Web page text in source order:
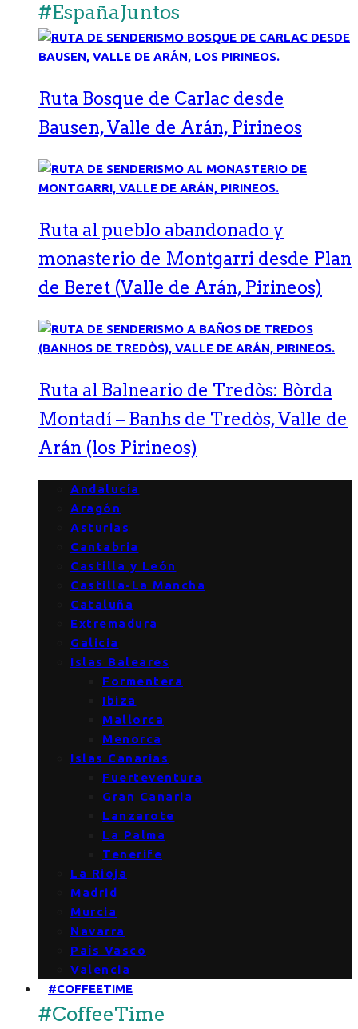
#EspañaJuntos
Ruta Bosque de Carlac desde
Bausen, Valle de Arán, Pirineos
Ruta al pueblo abandonado y
monasterio de Montgarri desde Plan
de Beret (Valle de Arán, Pirineos)
Ruta al Balneario de Tredòs: Bòrda
Montadí – Banhs de Tredòs, Valle de
Arán (los Pirineos)
Andalucía
Aragón
Asturias
Cantabria
Castilla y León
Castilla-La Mancha
Cataluña
Extremadura
Galicia
Islas Baleares
Formentera
Ibiza
Mallorca
Menorca
Islas Canarias
Fuerteventura
Gran Canaria
Lanzarote
La Palma
Tenerife
La Rioja
Madrid
Murcia
Navarra
País Vasco
Valencia
#COFFEETIME
#CoffeeTime